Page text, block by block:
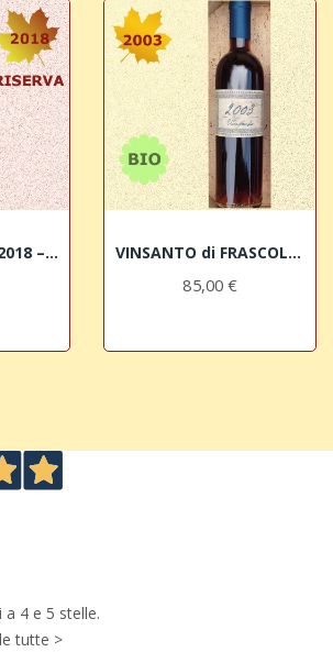
Vigna alla Stele 2018 – TERRAELECTAE - Frascole... VINSANTO di FRASCOLE 2003 Chianti Rufina DOC BIO
85,00 €
4 e 5 stelle.
tutte >